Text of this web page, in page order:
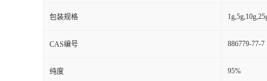
包装规格
CAS编号 886779-77-7
纯度 95%